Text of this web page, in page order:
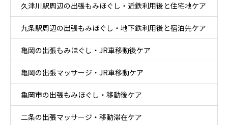
久津川駅周辺の出張もみほぐし・近鉄利用後と住宅地ケア
九条駅周辺の出張もみほぐし・地下鉄利用後と宿泊先ケア
亀岡の出張もみほぐし・JR車移動後ケア
亀岡の出張マッサージ・JR車移動ケア
亀岡市の出張もみほぐし・移動後ケア
二条の出張マッサージ・移動滞在ケア